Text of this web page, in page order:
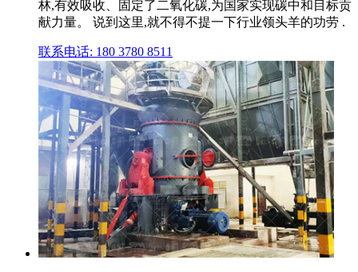
林,有效吸收、固定了二氧化碳,为国家实现碳中和目标贡
献力量。 说到这里,就不得不提一下行业领头羊的功劳 .
联系电话: 180 3780 8511